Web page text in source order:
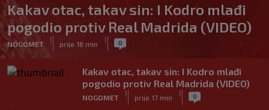
Kakav otac, takav sin: I Kodro mlađi
pogodio protiv Real Madrida (VIDEO)
NOGOMET
|
prije 16 min
| 0
Kakav otac, takav sin: I Kodro mlađi
pogodio protiv Real Madrida (VIDEO)
NOGOMET
|
prije 17 min
| 0